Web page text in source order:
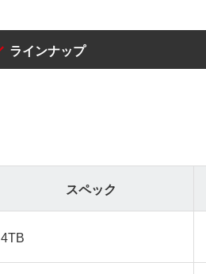
ラインナップ
スペック
4TB